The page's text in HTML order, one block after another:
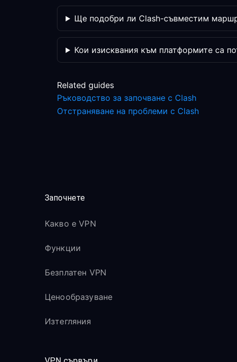
Ще подобри ли Clash-съвместим
Кои изисквания към платформите са
Related guides
Ръководство за започване с Clash
Отстраняване на проблеми с Clash
Започнете
Какво е VPN
Функции
Безплатен VPN
Ценообразуване
Изтегляния